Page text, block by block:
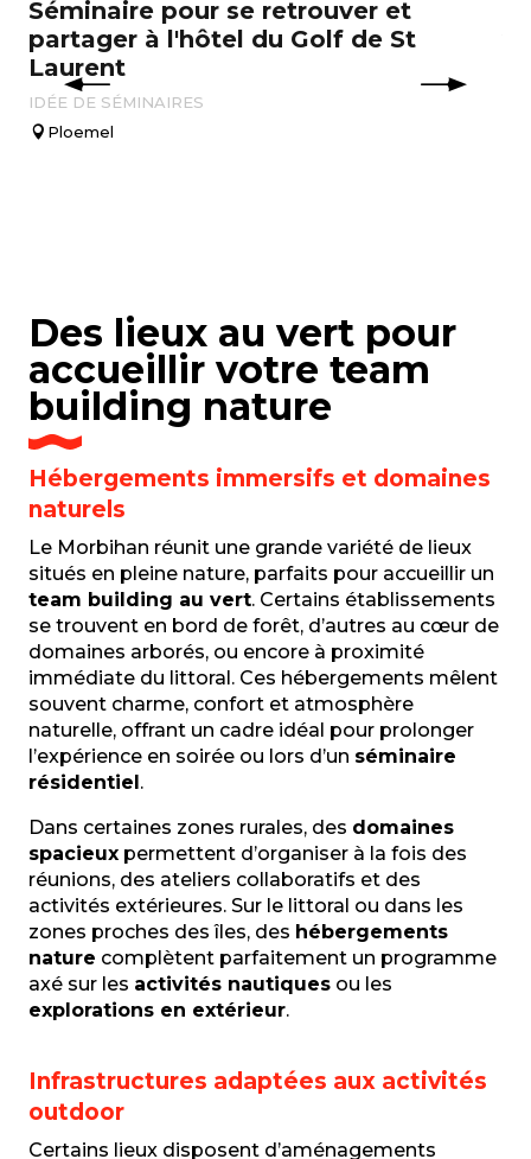
Séminaire pour se retrouver et
partager à l'hôtel du Golf de St
Laurent
IDÉE DE SÉMINAIRES
Ploemel
Des lieux au vert pour
accueillir votre team
building nature
Hébergements immersifs et domaines
naturels
Le Morbihan réunit une grande variété de lieux
situés en pleine nature, parfaits pour accueillir un
team building au vert. Certains établissements
se trouvent en bord de forêt, d’autres au cœur de
domaines arborés, ou encore à proximité
immédiate du littoral. Ces hébergements mêlent
souvent charme, confort et atmosphère
naturelle, offrant un cadre idéal pour prolonger
l’expérience en soirée ou lors d’un séminaire
résidentiel.
Dans certaines zones rurales, des domaines
spacieux permettent d’organiser à la fois des
réunions, des ateliers collaboratifs et des
activités extérieures. Sur le littoral ou dans les
zones proches des îles, des hébergements
nature complètent parfaitement un programme
axé sur les activités nautiques ou les
explorations en extérieur.
Infrastructures adaptées aux activités
outdoor
Certains lieux disposent d’aménagements